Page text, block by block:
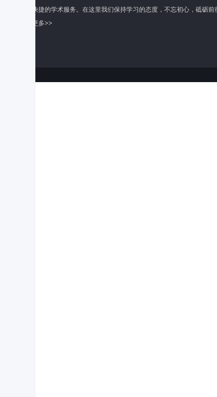
全面快捷的学术服务。在这里我们保持学习的态度，不忘初心，砥砺前
了解更多>>